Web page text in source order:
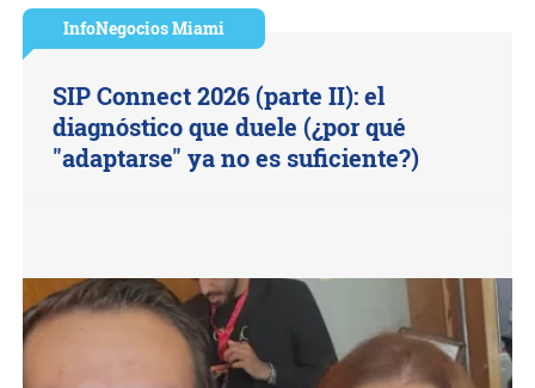
InfoNegocios Miami
SIP Connect 2026 (parte II): el
diagnóstico que duele (¿por qué
"adaptarse" ya no es suficiente?)